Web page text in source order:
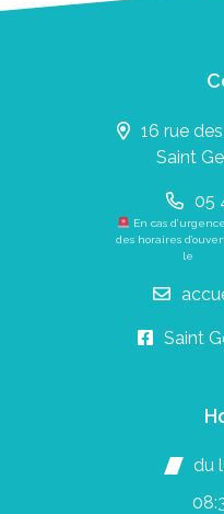
16 rue
Saint
05
En cas
des horaires
Saint
du